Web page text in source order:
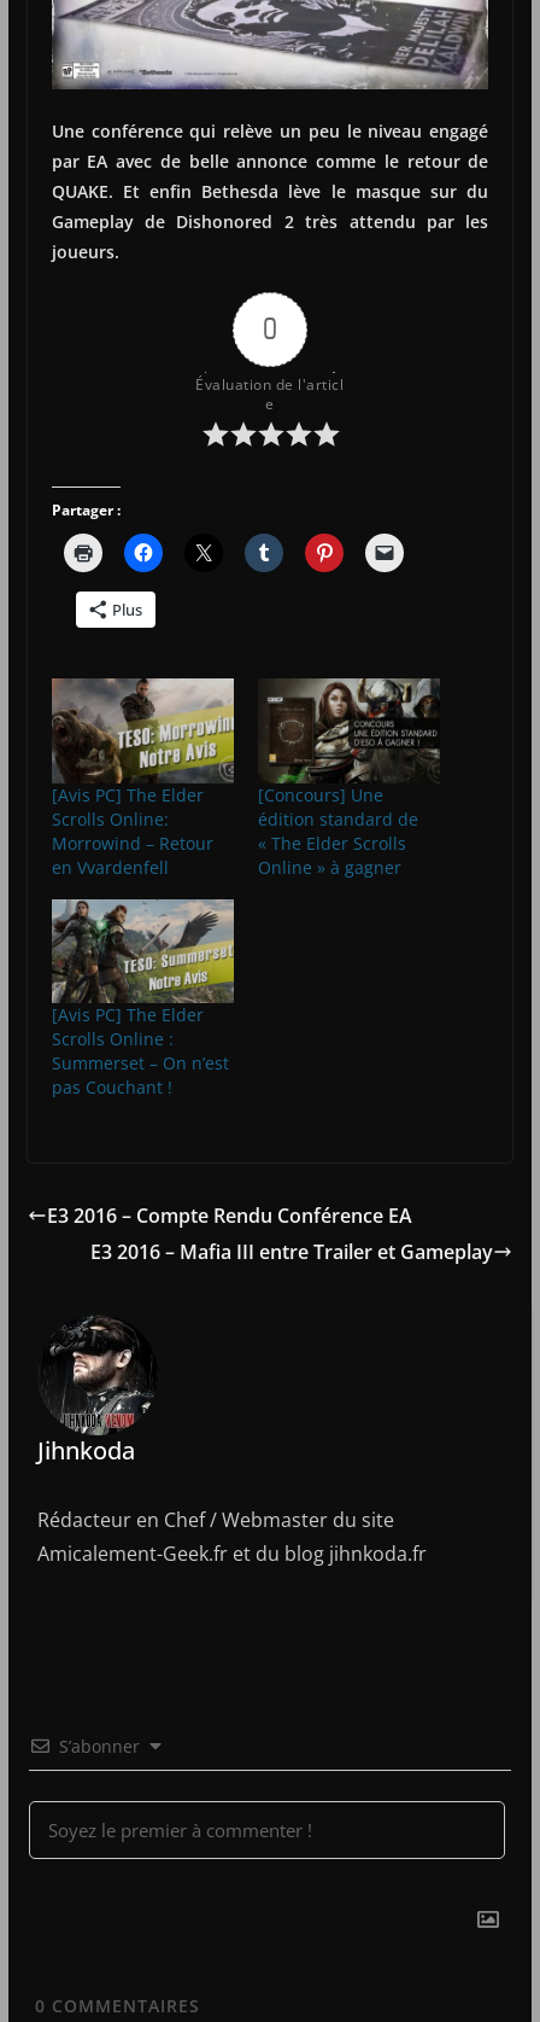
Une conférence qui relève un peu le niveau engagé
par EA avec de belle annonce comme le retour de
QUAKE. Et enfin Bethesda lève le masque sur du
Gameplay de Dishonored 2 très attendu par les
joueurs.
0
Évaluation de l'articl
e
Partager :
Plus
[Avis PC] The Elder
Scrolls Online:
Morrowind – Retour
en Vvardenfell
[Concours] Une
édition standard de
« The Elder Scrolls
Online » à gagner
[Avis PC] The Elder
Scrolls Online :
Summerset – On n’est
pas Couchant !
E3 2016 – Compte Rendu Conférence EA
E3 2016 – Mafia III entre Trailer et Gameplay
Jihnkoda
Rédacteur en Chef / Webmaster du site
Amicalement-Geek.fr et du blog jihnkoda.fr
S’abonner
0 COMMENTAIRES